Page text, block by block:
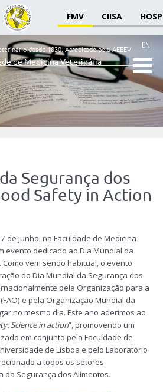
FMV CIISA
EN
desde 1830.Acreditado pela AEEEV
de Medicina Veterinária
Segurança dos
Safety in Action
de junho, na Faculdade de Medicina
evento dedicado ao Dia Mundial da
vem sendo habitual, o evento
do Dia Mundial da Segurança dos
pela Organização para a
e pela Organização Mundial da
no mesmo dia. Este ano aderimos ao
Science in action”, promovendo um
em conjunto pela Faculdade de
de Lisboa e pelo Laboratório
a todos os setores
Segurança dos Alimentos.